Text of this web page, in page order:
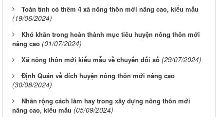
Toàn tỉnh có thêm 4 xã nông thôn mới nâng cao, kiểu mẫu
(19/06/2024)
Khó khăn trong hoàn thành mục tiêu huyện nông thôn mới
nâng cao (01/07/2024)
Xã nông thôn mới kiểu mẫu về chuyển đổi số (29/07/2024)
Định Quán về đích huyện nông thôn mới nâng cao
(30/08/2024)
Nhân rộng cách làm hay trong xây dựng nông thôn mới
nâng cao, kiểu mẫu (05/09/2024)